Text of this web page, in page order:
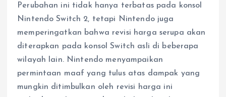
Perubahan ini tidak hanya terbatas pada konsol
Nintendo Switch 2, tetapi Nintendo juga
memperingatkan bahwa revisi harga serupa akan
diterapkan pada konsol Switch asli di beberapa
wilayah lain. Nintendo menyampaikan
permintaan maaf yang tulus atas dampak yang
mungkin ditimbulkan oleh revisi harga ini